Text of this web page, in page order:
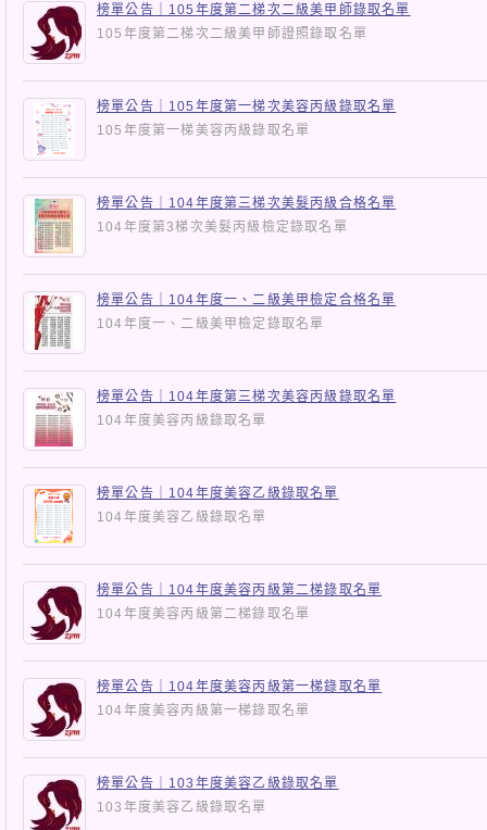
榜單公告｜105年度第二梯次二級美甲師錄取名單
105年度第二梯次二級美甲師證照錄取名單
榜單公告｜105年度第一梯次美容丙級錄取名單
105年度第一梯美容丙級錄取名單
榜單公告｜104年度第三梯次美髮丙級合格名單
104年度第3梯次美髮丙級檢定錄取名單
榜單公告｜104年度一、二級美甲檢定合格名單
104年度一、二級美甲檢定錄取名單
榜單公告｜104年度第三梯次美容丙級錄取名單
104年度美容丙級錄取名單
榜單公告｜104年度美容乙級錄取名單
104年度美容乙級錄取名單
榜單公告｜104年度美容丙級第二梯錄取名單
104年度美容丙級第二梯錄取名單
榜單公告｜104年度美容丙級第一梯錄取名單
104年度美容丙級第一梯錄取名單
榜單公告｜103年度美容乙級錄取名單
103年度美容乙級錄取名單